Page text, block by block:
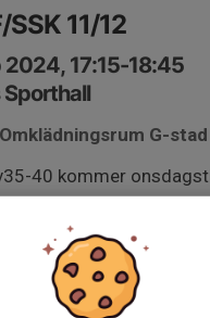
11/12
17:15-18:45
G-
40 kommer
onsdagstiden till